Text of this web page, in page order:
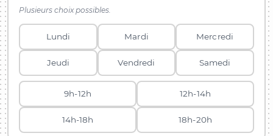
Plusieurs choix possibles.
Lundi Mardi Mercredi
Jeudi Vendredi Samedi
9h-12h 12h-14h
14h-18h 18h-20h